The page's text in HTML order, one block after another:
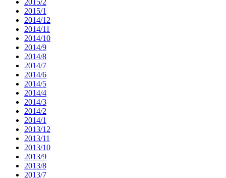
2015/1
2014/12
2014/11
2014/10
2014/9
2014/8
2014/7
2014/6
2014/5
2014/4
2014/3
2014/2
2014/1
2013/12
2013/11
2013/10
2013/9
2013/8
2013/7